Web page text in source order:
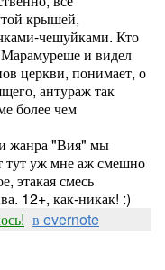
крышей,
чешуйками. Кто
и видел
церкви, понимает, о
антураж так
более чем
жанра "Вия" мы
тут уж мне аж смешно
этакая смесь
12+, как-никак! :)
в evernote